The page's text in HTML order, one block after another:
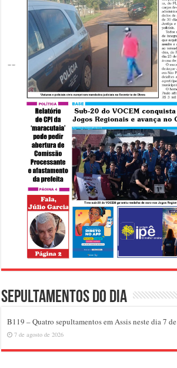
Sepultamentos do dia
B119 – Quatro sepultamentos em Assis neste dia 7
7 de agosto de 2026